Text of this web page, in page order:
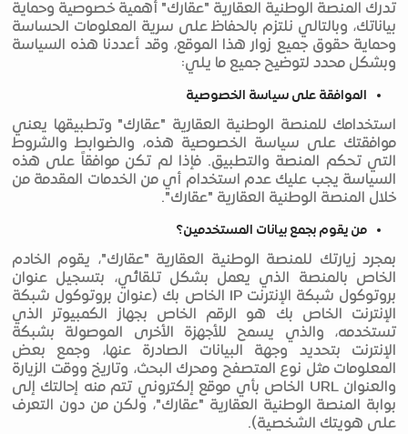
تدرك المنصة الوطنية العقارية "عقارك" أهمية خصوصية وحماية
بياناتك، وبالتالي نلتزم بالحفاظ على سرية المعلومات الحساسة
وحماية حقوق جميع زوار هذا الموقع، وقد أعددنا هذه السياسة
وبشكل محدد لتوضيح جميع ما يلي:
الموافقة على سياسة الخصوصية
استخدامك للمنصة الوطنية العقارية "عقارك" وتطبيقها يعني
موافقتك على سياسة الخصوصية هذه، والضوابط والشروط
التي تحكم المنصة والتطبيق. فإذا لم تكن موافقاً على هذه
السياسة يجب عليك عدم استخدام أي من الخدمات المقدمة من
خلال المنصة الوطنية العقارية "عقارك".
من يقوم بجمع بيانات المستخدمين؟
بمجرد زيارتك للمنصة الوطنية العقارية "عقارك"، يقوم الخادم
الخاص بالمنصة الذي يعمل بشكل تلقائي، بتسجيل عنوان
بروتوكول شبكة الإنترنت IP الخاص بك (عنوان بروتوكول شبكة
الإنترنت الخاص بك هو الرقم الخاص بجهاز الكمبيوتر الذي
تستخدمه، والذي يسمح للأجهزة الأخرى الموصولة بشبكة
الإنترنت بتحديد وجهة البيانات الصادرة عنها، وجمع بعض
المعلومات مثل نوع المتصفح ومحرك البحث، وتاريخ ووقت الزيارة
والعنوان URL الخاص بأي موقع إلكتروني تتم منه إحالتك إلى
بوابة المنصة الوطنية العقارية "عقارك"، ولكن من دون التعرف
على هويتك الشخصية).